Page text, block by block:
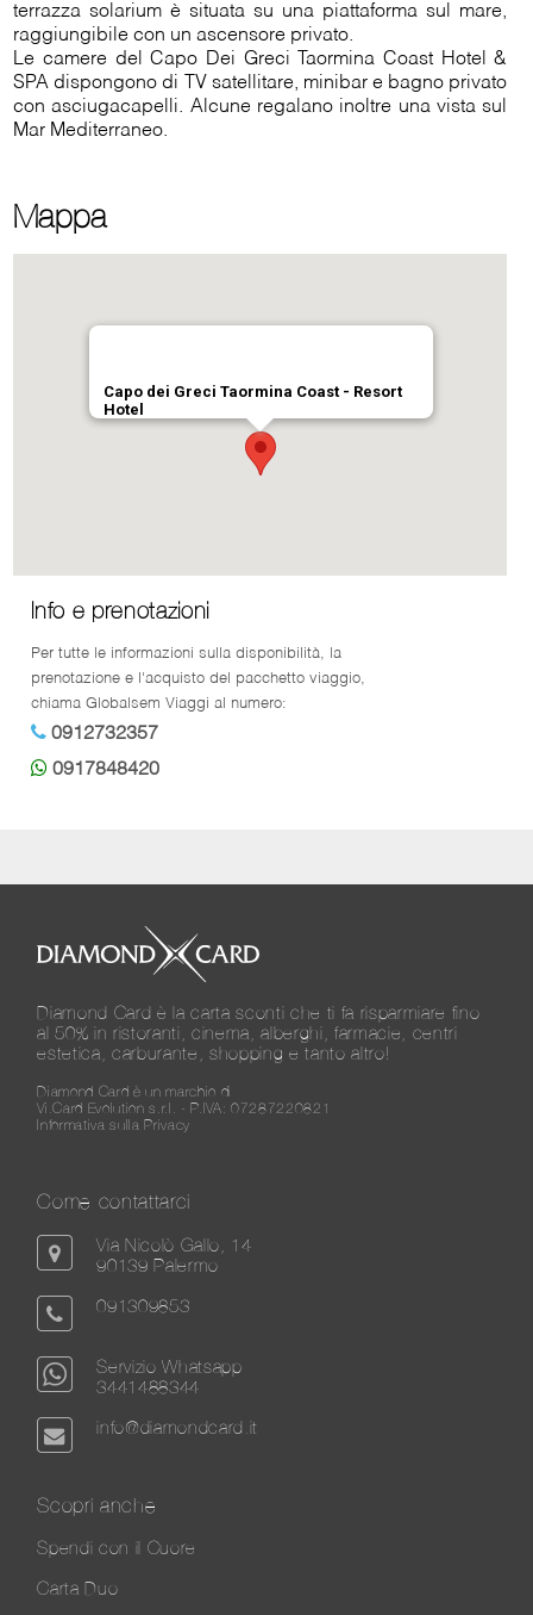
terrazza solarium è situata su una piattaforma sul mare,
raggiungibile con un ascensore privato.
Le camere del Capo Dei Greci Taormina Coast Hotel &
SPA dispongono di TV satellitare, minibar e bagno privato
con asciugacapelli. Alcune regalano inoltre una vista sul
Mar Mediterraneo.
Mappa
Info e prenotazioni
Per tutte le informazioni sulla disponibilità, la
prenotazione e l'acquisto del pacchetto viaggio,
chiama Globalsem Viaggi al numero:
0912732357
0917848420
Diamond Card è la carta sconti che ti fa risparmiare fino
al 50% in ristoranti, cinema, alberghi, farmacie, centri
estetica, carburante, shopping e tanto altro!
Diamond Card è un marchio di
Vi.Card Evolution s.r.l. - P.IVA: 07287220821
Informativa sulla Privacy
Come contattarci
Via Nicolò Gallo, 14
90139 Palermo
091309853
Servizio Whatsapp
3441488344
info@diamondcard.it
Scopri anche
Spendi con il Cuore
Carta Duo